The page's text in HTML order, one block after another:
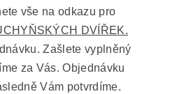
vše na odkazu pro
DVÍŘEK.
Zašlete vyplněný
za Vás. Objednávku
Vám potvrdíme.